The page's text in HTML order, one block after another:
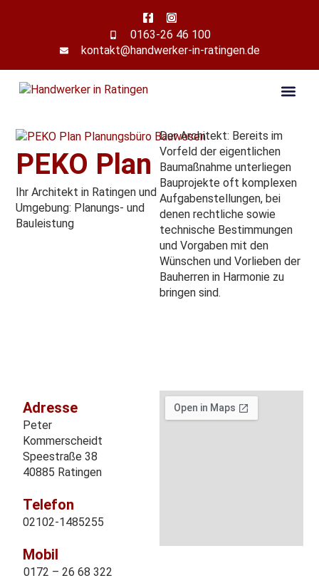
0163-26 46 100
kontakt@handwerker-in-ratingen.de
PEKO Plan
Ihr Architekt in Ratingen und
Umgebung: Planungs- und
Bauleistung
Der Architekt: Bereits im
Vorfeld der eigentlichen
Baumaßnahme unterliegen
Bauprojekte oft komplexen
Aufgabenstellungen, bei
denen rechtliche sowie
technische Bestimmungen
und Vorgaben mit den
Wünschen und Vorlieben der
Bauherren in Harmonie zu
bringen sind.
Adresse
Peter
Kommerscheidt
Speestraße 38
40885 Ratingen
Telefon
02102-1485255
Mobil
0172 – 26 68 322